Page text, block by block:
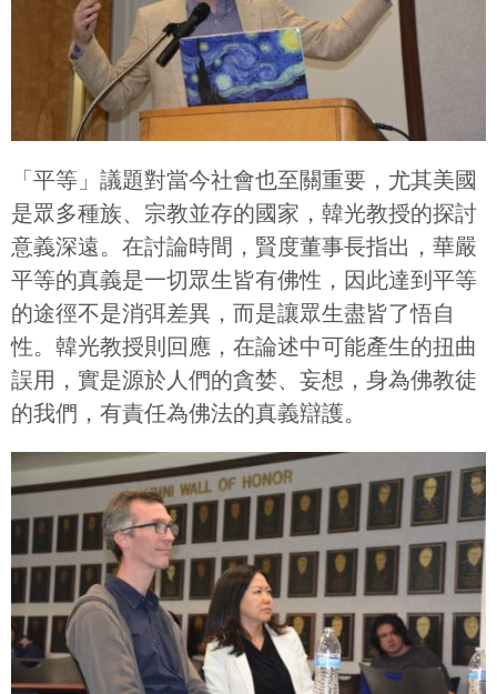
「平等」議題對當今社會也至關重要，尤其美國
是眾多種族、宗教並存的國家，韓光教授的探討
意義深遠。在討論時間，賢度董事長指出，華嚴
平等的真義是一切眾生皆有佛性，因此達到平等
的途徑不是消弭差異，而是讓眾生盡皆了悟自
性。韓光教授則回應，在論述中可能產生的扭曲
誤用，實是源於人們的貪婪、妄想，身為佛教徒
的我們，有責任為佛法的真義辯護。